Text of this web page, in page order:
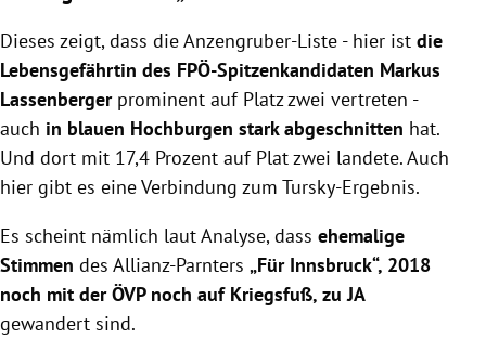
Dieses zeigt, dass die Anzengruber-Liste - hier ist die
Lebensgefährtin des FPÖ-Spitzenkandidaten Markus
Lassenbergerprominent auf Platz zwei vertreten -
auch in blauen Hochburgen stark abgeschnitten hat.
Und dort mit 17,4 Prozent auf Plat zwei landete. Auch
hier gibt es eine Verbindung zum Tursky-Ergebnis.
Es scheint nämlich laut Analyse, dass ehemalige
Stimmen des Allianz-Parnters „Für Innsbruck“, 2018
noch mit der ÖVP noch auf Kriegsfuß, zu JA
gewandert sind.